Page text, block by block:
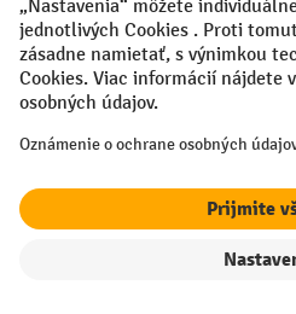
Vaše profesionálne výhody
Individuálne poradenstvo pri